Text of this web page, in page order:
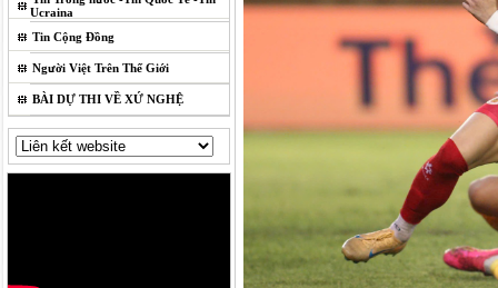
Ucraina
Tin Cộng Đồng
Người Việt Trên Thế Giới
BÀI DỰ THI VỀ XỨ NGHỆ